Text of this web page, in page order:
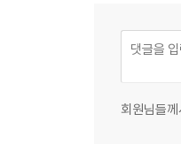
회원님들